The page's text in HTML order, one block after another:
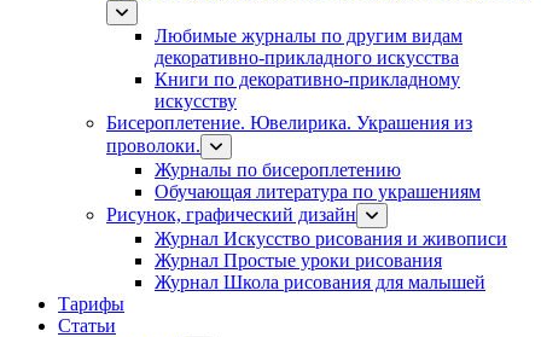
Любимые журналы по другим видам
декоративно-прикладного искусства
Книги по декоративно-прикладному
искусству
Бисероплетение. Ювелирика. Украшения из
проволоки.
Журналы по бисероплетению
Обучающая литература по украшениям
Рисунок, графический дизайн
Журнал Искусство рисования и живописи
Журнал Простые уроки рисования
Журнал Школа рисования для малышей
Тарифы
Статьи